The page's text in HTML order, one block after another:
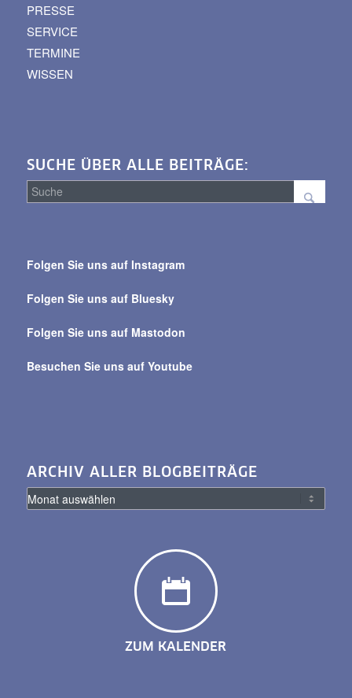
PRESSE
SERVICE
TERMINE
WISSEN
SUCHE ÜBER ALLE BEITRÄGE:
alle
Folgen Sie uns auf Instagram
Folgen Sie uns auf Bluesky
Folgen Sie uns auf Mastodon
Besuchen Sie uns auf Youtube
ARCHIV ALLER BLOGBEITRÄGE
ZUM KALENDER